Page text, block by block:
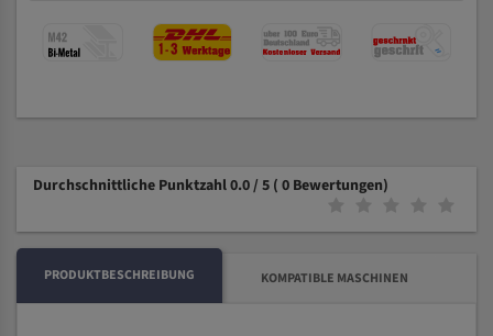
Durchschnittliche Punktzahl 0.0 / 5 ( 0 Bewertungen)
PRODUKTBESCHREIBUNG KOMPATIBLE MASCHINEN